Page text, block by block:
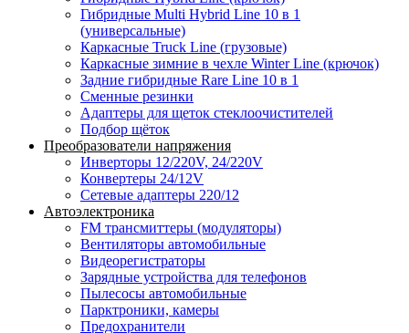
Гибридные Multi Hybrid Line 10 в 1
(универсальные)
Каркасные Truck Line (грузовые)
Каркасные зимние в чехле Winter Line (крючок)
Задние гибридные Rare Line 10 в 1
Сменные резинки
Адаптеры для щеток стеклоочистителей
Подбор щёток
Преобразователи напряжения
Инверторы 12/220V, 24/220V
Конвертеры 24/12V
Сетевые адаптеры 220/12
Автоэлектроника
FM трансмиттеры (модуляторы)
Вентиляторы автомобильные
Видеорегистраторы
Зарядные устройства для телефонов
Пылесосы автомобильные
Парктроники, камеры
Предохранители